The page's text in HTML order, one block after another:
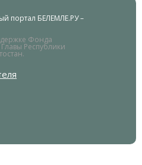
портал БЕЛЕМЛЕ.РУ –
Фонда
Республики